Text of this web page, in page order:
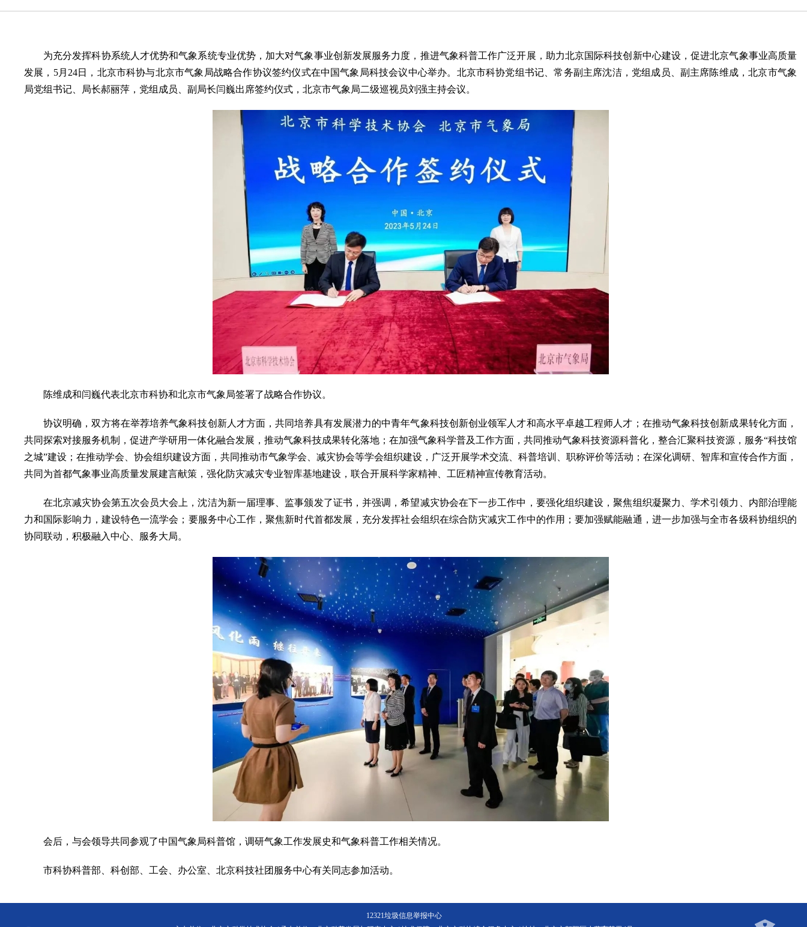
为充分发挥科协系统人才优势和气象系统专业优势，加大对气象事业创新发展服务力度，推进气象科普工作广泛开展，助力北京国际科技创新中心建设，促进北京气象事业高质量
发展，5月24日，北京市科协与北京市气象局战略合作协议签约仪式在中国气象局科技会议中心举办。北京市科协党组书记、常务副主席沈洁，党组成员、副主席陈维成，北京市气象
局党组书记、局长郝丽萍，党组成员、副局长闫巍出席签约仪式，北京市气象局二级巡视员刘强主持会议。
陈维成和闫巍代表北京市科协和北京市气象局签署了战略合作协议。
协议明确，双方将在举荐培养气象科技创新人才方面，共同培养具有发展潜力的中青年气象科技创新创业领军人才和高水平卓越工程师人才；在推动气象科技创新成果转化方面，
共同探索对接服务机制，促进产学研用一体化融合发展，推动气象科技成果转化落地；在加强气象科学普及工作方面，共同推动气象科技资源科普化，整合汇聚科技资源，服务“科技馆
之城”建设；在推动学会、协会组织建设方面，共同推动市气象学会、减灾协会等学会组织建设，广泛开展学术交流、科普培训、职称评价等活动；在深化调研、智库和宣传合作方面，
共同为首都气象事业高质量发展建言献策，强化防灾减灾专业智库基地建设，联合开展科学家精神、工匠精神宣传教育活动。
在北京减灾协会第五次会员大会上，沈洁为新一届理事、监事颁发了证书，并强调，希望减灾协会在下一步工作中，要强化组织建设，聚焦组织凝聚力、学术引领力、内部治理能
力和国际影响力，建设特色一流学会；要服务中心工作，聚焦新时代首都发展，充分发挥社会组织在综合防灾减灾工作中的作用；要加强赋能融通，进一步加强与全市各级科协组织的
协同联动，积极融入中心、服务大局。
会后，与会领导共同参观了中国气象局科普馆，调研气象工作发展史和气象科普工作相关情况。
市科协科普部、科创部、工会、办公室、北京科技社团服务中心有关同志参加活动。
12321垃圾信息举报中心